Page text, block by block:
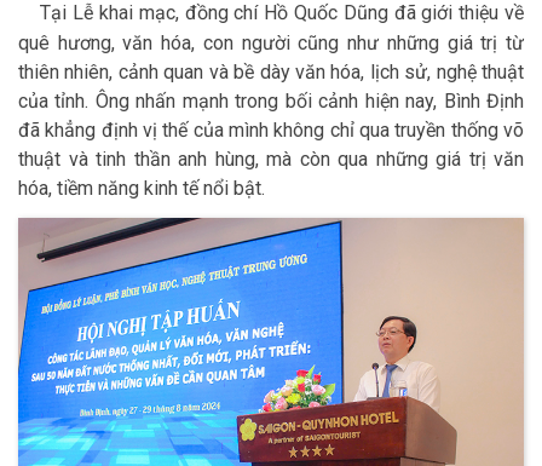
Tại Lễ khai mạc, đồng chí Hồ Quốc Dũng đã giới thiệu về
quê hương, văn hóa, con người cũng như những giá trị từ
thiên nhiên, cảnh quan và bề dày văn hóa, lịch sử, nghệ thuật
của tỉnh. Ông nhấn mạnh trong bối cảnh hiện nay, Bình Định
đã khẳng định vị thế của mình không chỉ qua truyền thống võ
thuật và tinh thần anh hùng, mà còn qua những giá trị văn
hóa, tiềm năng kinh tế nổi bật.